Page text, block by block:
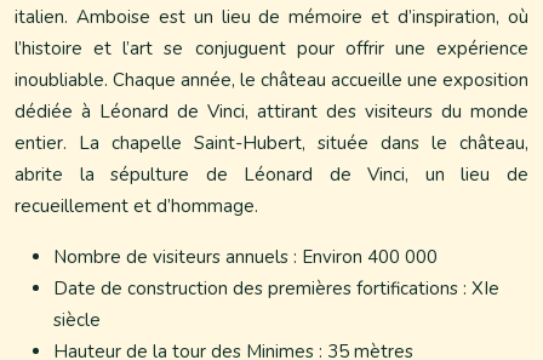
italien. Amboise est un lieu de mémoire et d’inspiration, où
l’histoire et l’art se conjuguent pour offrir une expérience
inoubliable. Chaque année, le château accueille une exposition
dédiée à Léonard de Vinci, attirant des visiteurs du monde
entier. La chapelle Saint-Hubert, située dans le château,
abrite la sépulture de Léonard de Vinci, un lieu de
recueillement et d’hommage.
Nombre de visiteurs annuels : Environ 400 000
Date de construction des premières fortifications : XIe
siècle
Hauteur de la tour des Minimes : 35 mètres